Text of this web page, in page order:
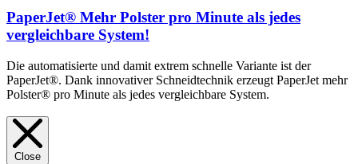
PaperJet® Mehr Polster pro Minute als jedes
vergleichbare System!
Die automatisierte und damit extrem schnelle Variante ist der
PaperJet®. Dank innovativer Schneidtechnik erzeugt PaperJet mehr
Polster® pro Minute als jedes vergleichbare System.
Close